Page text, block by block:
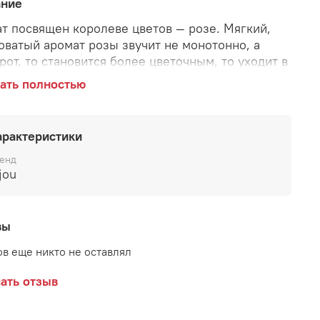
посвящен королеве цветов — розе. Мягкий,
аромат розы звучит не монотонно, а
то становится более цветочным, то уходит в
пудровость. Парфюмерная композиция звучит
и романтично — то, что нужно для свидания.
ноты, Роза Шлейфовые ноты Мускус,
полностью
еще никто не оставлял
отзыв